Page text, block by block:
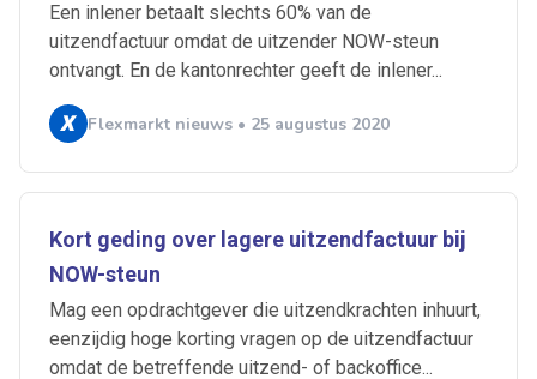
Een inlener betaalt slechts 60% van de
uitzendfactuur omdat de uitzender NOW-steun
ontvangt. En de kantonrechter geeft de inlener...
Flexmarkt nieuws • 25 augustus 2020
Kort geding over lagere uitzendfactuur bij
NOW-steun
Mag een opdrachtgever die uitzendkrachten inhuurt,
eenzijdig hoge korting vragen op de uitzendfactuur
omdat de betreffende uitzend- of backoffice...